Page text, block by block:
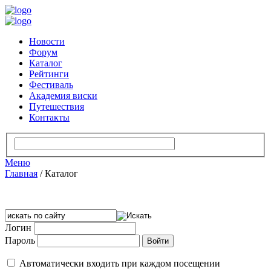
Новости
Форум
Каталог
Рейтинги
Фестиваль
Академия виски
Путешествия
Контакты
Меню
Главная /Каталог
Логин
Пароль
Автоматически входить при каждом посещении